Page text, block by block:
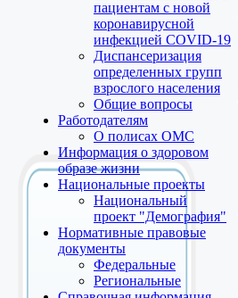
пациентам с новой
коронавирусной
инфекцией COVID-19
Диспансеризация
определенных групп
взрослого населения
Общие вопросы
Работодателям
О полисах ОМС
Информация о здоровом
образе жизни
Национальные проекты
Национальный
проект "Демография"
Нормативные правовые
документы
Федеральные
Региональные